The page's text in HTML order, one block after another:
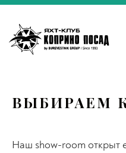
ВЫБИРАЕМ
Наш show-room открыт